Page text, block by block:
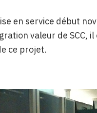
en service début
valeur de SCC,
ce projet.